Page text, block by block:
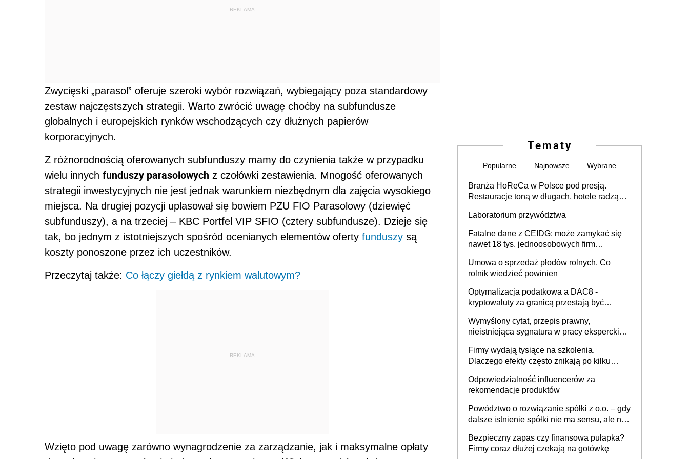
REKLAMA
Zwycięski „parasol” oferuje szeroki wybór rozwiązań, wybiegający poza standardowy
zestaw najczęstszych strategii. Warto zwrócić uwagę choćby na subfundusze
globalnych i europejskich rynków wschodzących czy dłużnych papierów
korporacyjnych.
Z różnorodnością oferowanych subfunduszy mamy do czynienia także w przypadku
wielu innych funduszy parasolowych z czołówki zestawienia. Mnogość oferowanych
strategii inwestycyjnych nie jest jednak warunkiem niezbędnym dla zajęcia wysokiego
miejsca. Na drugiej pozycji uplasował się bowiem PZU FIO Parasolowy (dziewięć
subfunduszy), a na trzeciej – KBC Portfel VIP SFIO (cztery subfundusze). Dzieje się
tak, bo jednym z istotniejszych spośród ocenianych elementów oferty funduszy są
koszty ponoszone przez ich uczestników.
Przeczytaj także: Co łączy giełdą z rynkiem walutowym?
REKLAMA
Wzięto pod uwagę zarówno wynagrodzenie za zarządzanie, jak i maksymalne opłaty
Tematy
Popularne Najnowsze Wybrane
Branża HoReCa w Polsce pod presją.
Restauracje toną w długach, hotele radzą
Laboratorium przywództwa
Fatalne dane z CEIDG: może zamykać się
nawet 18 tys. jednoosobowych firm
Umowa o sprzedaż płodów rolnych. Co
rolnik wiedzieć powinien
Optymalizacja podatkowa a DAC8 -
kryptowaluty za granicą przestają być
Wymyślony cytat, przepis prawny,
nieistniejąca sygnatura w pracy eksperckiej -
firmie
Firmy wydają tysiące na szkolenia.
Dlaczego efekty często znikają po kilku
Odpowiedzialność influencerów za
rekomendacje produktów
Powództwo o rozwiązanie spółki z o.o. – gdy
dalsze istnienie spółki nie ma sensu, ale nie
Bezpieczny zapas czy finansowa pułapka?
Firmy coraz dłużej czekają na gotówkę